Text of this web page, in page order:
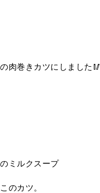
肉巻きカツにしました🥢
ミルクスープ
のカツ。